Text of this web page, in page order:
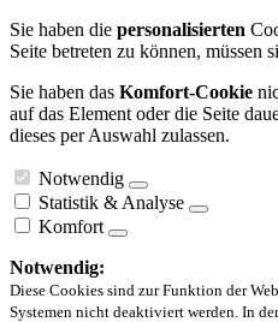
Sie haben die personalisierten
Seite betreten zu können, müssen
Sie haben das Komfort-Cookie
auf das Element oder die Seite
dieses per Auswahl zulassen.
Notwendig
Statistik & Analyse
Komfort
Notwendig:
Diese Cookies sind zur Funktion der
Systemen nicht deaktiviert werden. In